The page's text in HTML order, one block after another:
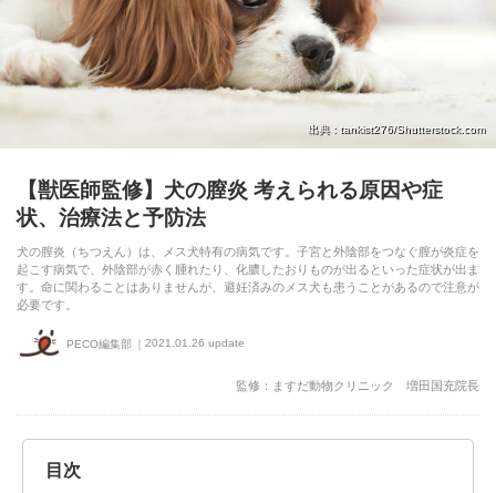
出典 : tankist276/Shutterstock.com
【獣医師監修】犬の膣炎 考えられる原因や症
状、治療法と予防法
犬の膣炎（ちつえん）は、メス犬特有の病気です。子宮と外陰部をつなぐ膣が炎症を
起こす病気で、外陰部が赤く腫れたり、化膿したおりものが出るといった症状が出ま
す。命に関わることはありませんが、避妊済みのメス犬も患うことがあるので注意が
必要です。
PECO編集部 2021.01.26 update
監修：ますだ動物クリニック 増田国充院長
目次